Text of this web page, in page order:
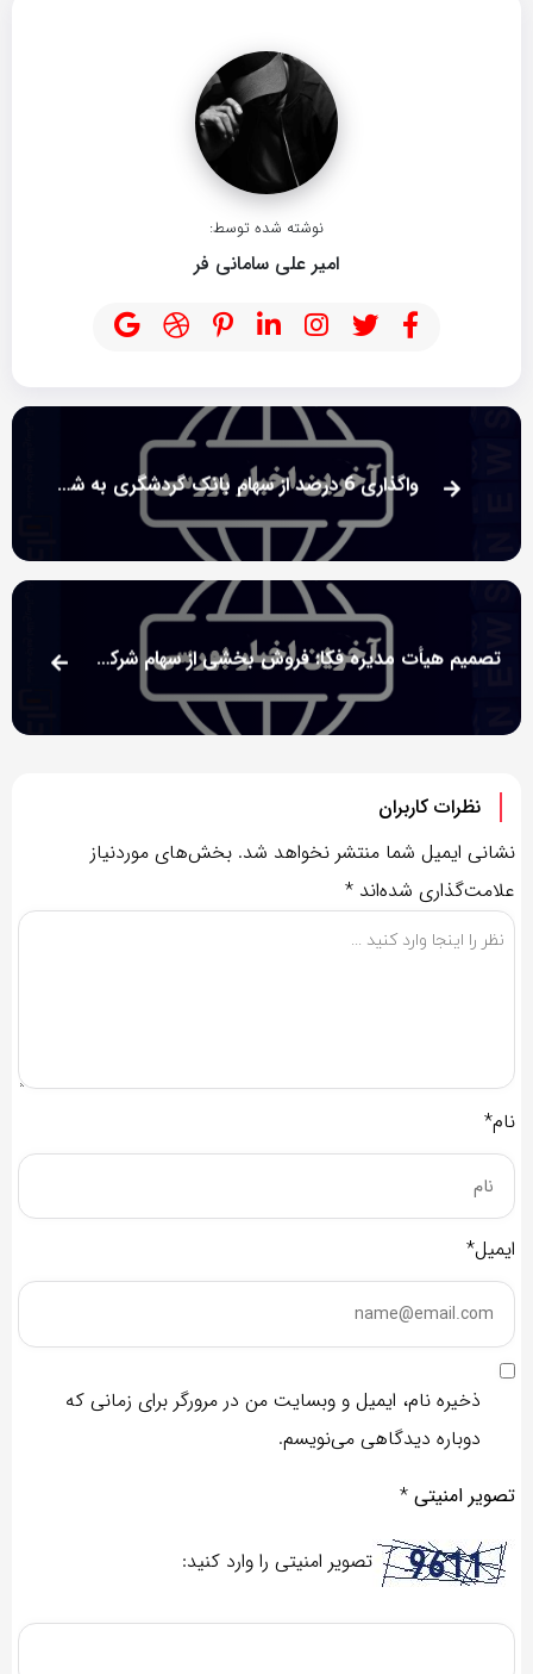
نوشته شده توسط:
امیر علی سامانی فر
واگذاری 6 درصد از سهام بانک گردشگری به شرکت پرستیژلند
تصمیم هیأت مدیره فکا: فروش بخشی از سهام شرکت فرعی ارثام برای وصول مطالبات
نظرات کاربران
نشانی ایمیل شما منتشر نخواهد شد. بخش‌های موردنیاز
علامت‌گذاری شده‌اند *
نام*
ایمیل*
ذخیره نام، ایمیل و وبسایت من در مرورگر برای زمانی که
دوباره دیدگاهی می‌نویسم.
تصویر امنیتی *
تصویر امنیتی را وارد کنید: